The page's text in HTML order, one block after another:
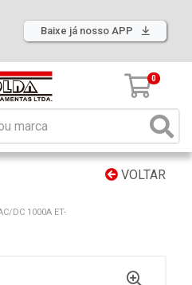
Baixe já nosso APP
0
VOLTAR
DC 1000A ET-